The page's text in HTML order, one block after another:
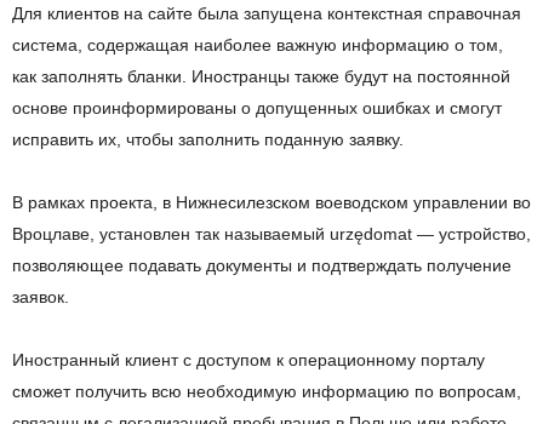
Для клиентов на сайте была запущена контекстная справочная
система, содержащая наиболее важную информацию о том,
как заполнять бланки. Иностранцы также будут на постоянной
основе проинформированы о допущенных ошибках и смогут
исправить их, чтобы заполнить поданную заявку.
В рамках проекта, в Нижнесилезском воеводском управлении во
Вроцлаве, установлен так называемый urzędomat — устройство,
позволяющее подавать документы и подтверждать получение
заявок.
Иностранный клиент с доступом к операционному порталу
сможет получить всю необходимую информацию по вопросам,